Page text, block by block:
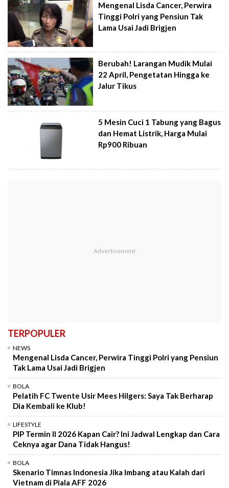
Mengenal Lisda Cancer, Perwira
Tinggi Polri yang Pensiun Tak
Lama Usai Jadi Brigjen
Berubah! Larangan Mudik Mulai
22 April, Pengetatan Hingga ke
Jalur Tikus
5 Mesin Cuci 1 Tabung yang Bagus
dan Hemat Listrik, Harga Mulai
Rp900 Ribuan
TERPOPULER
NEWS
Mengenal Lisda Cancer, Perwira Tinggi Polri yang Pensiun
Tak Lama Usai Jadi Brigjen
BOLA
Pelatih FC Twente Usir Mees Hilgers: Saya Tak Berharap
Dia Kembali ke Klub!
LIFESTYLE
PIP Termin II 2026 Kapan Cair? Ini Jadwal Lengkap dan Cara
Ceknya agar Dana Tidak Hangus!
BOLA
Skenario Timnas Indonesia Jika Imbang atau Kalah dari
Vietnam di Piala AFF 2026